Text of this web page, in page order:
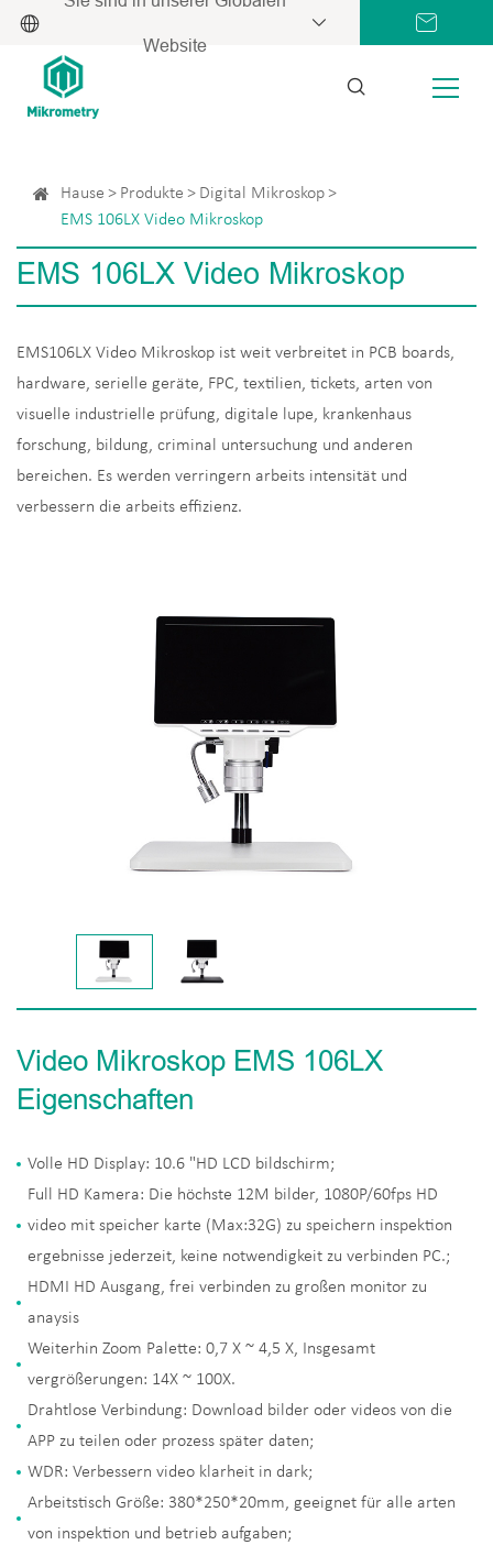
Website
Hause Produkte
Digital Mikroskop
EMS 106LX Video Mikroskop
EMS 106LX Video Mikroskop
EMS106LX Video Mikroskop ist weit verbreitet in PCB boards,
hardware, serielle geräte, FPC, textilien, tickets, arten von
visuelle industrielle prüfung, digitale lupe, krankenhaus
forschung, bildung, criminal untersuchung und anderen
bereichen. Es werden verringern arbeits intensität und
verbessern die arbeits effizienz.
Video Mikroskop EMS 106LX
Eigenschaften
Volle HD Display: 10.6 "HD LCD bildschirm;
Full HD Kamera: Die höchste 12M bilder, 1080P/60fps HD
video mit speicher karte (Max:32G) zu speichern inspektion
ergebnisse jederzeit, keine notwendigkeit zu verbinden PC.;
HDMI HD Ausgang, frei verbinden zu großen monitor zu
anaysis
Weiterhin Zoom Palette: 0,7 X ~ 4,5 X, Insgesamt
vergrößerungen: 14X ~ 100X.
Drahtlose Verbindung: Download bilder oder videos von die
APP zu teilen oder prozess später daten;
WDR: Verbessern video klarheit in dark;
Arbeitstisch Größe: 380*250*20mm, geeignet für alle arten
von inspektion und betrieb aufgaben;